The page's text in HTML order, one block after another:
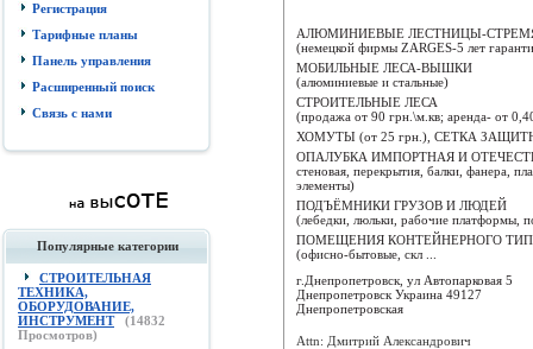
Регистрация
Тарифные планы
Панель управления
Расширенный поиск
Связь с нами
Популярные категории
СТРОИТЕЛЬНАЯ
ТЕХНИКА,
ОБОРУДОВАНИЕ,
ИНСТРУМЕНТ
(14832
Просмотров)
АЛЮМИНИЕВЫЕ ЛЕСТНИЦЫ-
(немецкой фирмы ZARGES-5 лет
МОБИЛЬНЫЕ ЛЕСА-ВЫШКИ
(алюминиевые и стальные)
СТРОИТЕЛЬНЫЕ ЛЕСА
(продажа от 90 грн.\м.кв; аренда- от
ХОМУТЫ (от 25 грн.), СЕТКА
ОПАЛУБКА ИМПОРТНАЯ И
стеновая, перекрытия, балки, фанера,
элементы)
ПОДЪЁМНИКИ ГРУЗОВ И ЛЮДЕЙ
(лебедки, люльки, рабочие платформы,
ПОМЕЩЕНИЯ КОНТЕЙНЕРНОГО
(офисно-бытовые, скл ...
г.Днепропетровск, ул Автопарковая 5
Днепропетровск Украина 49127
Днепропетровская
Attn: Дмитрий Александрович